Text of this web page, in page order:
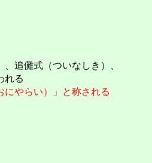
追儺式（ついなしき）、
れる
にやらい）」と称される